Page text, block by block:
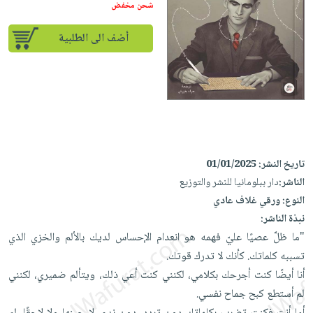
إختياراتنا
كتب
أكاديمية
صندوق
القراءة
iKitab
بلا
حدود
أسئلة
يتكرر
iKitab
على
Android
تحميل
iKitab
على
Apple
أسئلة
يتكرر
طرحها
تحميل
masmu3
masmu3
على
Apple
المواضيع
الأكثر
مبيعاً
وسائل
تعليمية
جوائز
تعليمية
الصحة
والعناية
الشخصية
أجهزة
العناية
الشخصية
العناية
وتصفيف
الشعر
العناية
بالجسم
المطبخ
والسفرة
جديد
الكل
أواني
الطهي
أدوات
متجر
الهدايا
أقسام
شحن مخفض
أضف الى الطلبية
تاريخ النشر:01/01/2025
الناشر:دار ببلومانيا للنشر والتوزيع
النوع:ورقي غلاف عادي
نبذة الناشر:
"ما ظلَّ عصيًا عليّ فهمه هو انعدام الإحساس لديك بالألم والخزي الذي
تسببه كلماتك. كأنك لا تدرك قوتك.
أنا أيضًا كنت أجرحك بكلامي، لكنني كنت أعي ذلك، ويتألم ضميري، لكنني
لم أستطع كبح جماح نفسي.